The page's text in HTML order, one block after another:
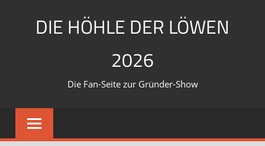
DIE HÖHLE DER LÖWEN
2026
Die Fan-Seite zur Gründer-Show